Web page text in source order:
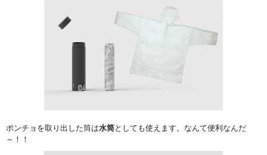
ポンチョを取り出した筒は水筒としても使えます。なんて便利なんだ
～！！